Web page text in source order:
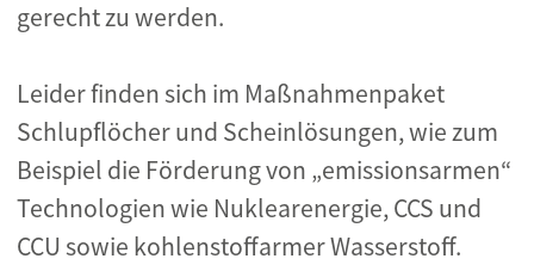
gerecht zu werden.
Leider finden sich im Maßnahmenpaket
Schlupflöcher und Scheinlösungen, wie zum
Beispiel die Förderung von „emissionsarmen“
Technologien wie Nuklearenergie, CCS und
CCU sowie kohlenstoffarmer Wasserstoff.